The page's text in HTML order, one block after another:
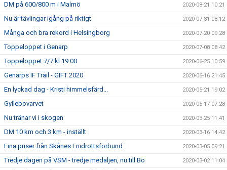
DM på 600/800 m i Malmö 2020-08-21 10:21
Nu är tävlingar igång på riktigt 2020-07-31 08:12
Många och bra rekord i Helsingborg 2020-07-20 09:28
Toppeloppet i Genarp 2020-07-08 08:42
Toppeloppet 7/7 kl 19.00 2020-06-25 10:59
Genarps IF Trail - GIFT 2020 2020-06-16 21:45
En lyckad dag - Kristi himmelsfärd... 2020-05-21 19:02
Gyllebovarvet 2020-05-17 07:28
Nu tränar vi i skogen 2020-03-25 11:41
DM 10 km och 3 km - inställt 2020-03-16 14:42
Fina priser från Skånes Friidrottsförbund 2020-03-05 09:21
Tredje dagen på VSM - tredje medaljen, nu till Bo 2020-03-02 11:04